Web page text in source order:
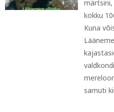
kokku
Kuna
samuti